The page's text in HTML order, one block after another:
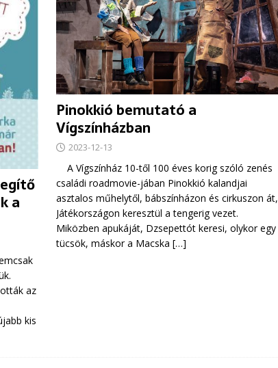
a
az
kis
Pinokkió bemutató a
Vígszínházban
2023-12-13
A Vígszínház 10-től 100 éves korig szóló zenés
családi roadmovie-jában Pinokkió kalandjai
asztalos műhelytől, bábszínházon és cirkuszon át,
Játékországon keresztül a tengerig vezet.
Miközben apukáját, Dzsepettót keresi, olykor egy
tücsök, máskor a Macska […]